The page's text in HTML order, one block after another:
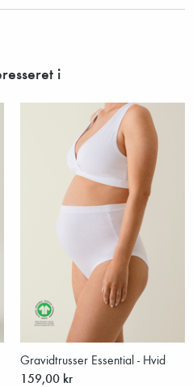
i
Gravidtrusser Essential - Hvid
159,00 kr